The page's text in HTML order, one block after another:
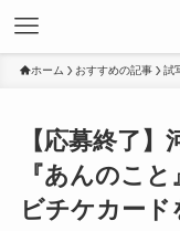
ホーム おすすめの記事 試
【応募終了
『あんのこ
ビチケカー